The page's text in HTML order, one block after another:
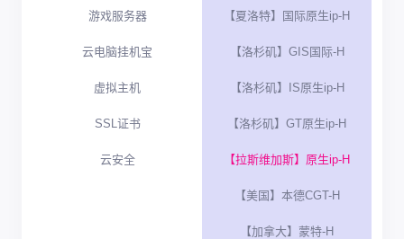
游戏服务器
云电脑挂机宝
虚拟主机
SSL证书
云安全
【夏洛特】国际原生ip-H
【洛杉矶】GIS国际-H
【洛杉矶】IS原生ip-H
【洛杉矶】GT原生ip-H
【拉斯维加斯】原生ip-H
【美国】本德CGT-H
【加拿大】蒙特-H